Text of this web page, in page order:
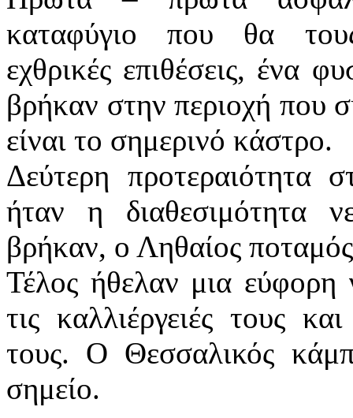
καταφύγιο που θα
εχθρικές επιθέσεις, ένα
βρήκαν στην περιοχή που
είναι το σημερινό κάστρο.
Δεύτερη προτεραιότητα
ήταν η διαθεσιμότητα
βρήκαν, ο Ληθαίος
Τέλος ήθελαν μια
τις καλλιέργειές τους
τους. Ο Θεσσαλικός
σημείο.